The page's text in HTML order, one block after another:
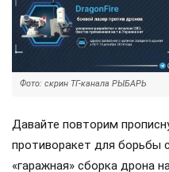
Фото: скрин ТГ-канала РЫБАРЬ
Давайте повторим
противоракет для борьбы
«гаражная» сборка дрона